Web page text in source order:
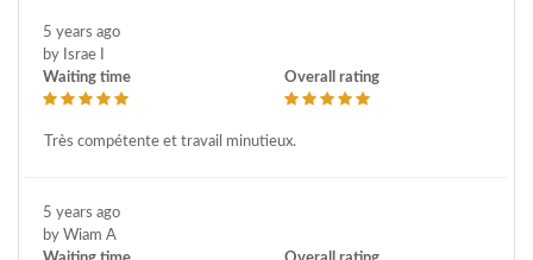
5 years ago
by Israe I
Waiting time
Overall rating
Très compétente et travail minutieux.
5 years ago
by Wiam A